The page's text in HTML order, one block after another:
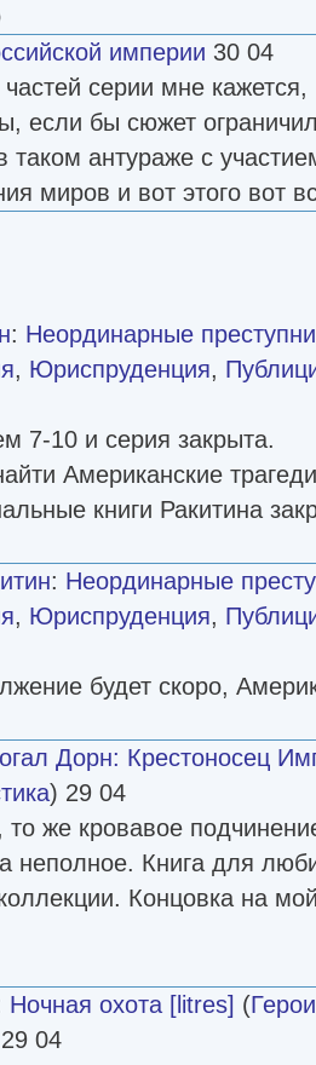
империи 30 04
серии мне кажется,
если бы сюжет
таком антураже с
миров и вот этого вот
: Неординарные
, Юриспруденция,
7-10 и серия закрыта.
Американские
книги Ракитина
: Неординарные
, Юриспруденция,
будет скоро,
Дорн: Крестоносец
) 29 04
то же кровавое
неполное. Книга для
Концовка на
Ночная охота [litres] (
04